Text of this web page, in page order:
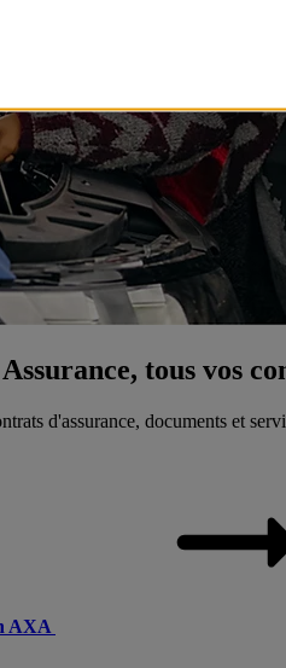
tous vos
d'assurance, documents et
AXA